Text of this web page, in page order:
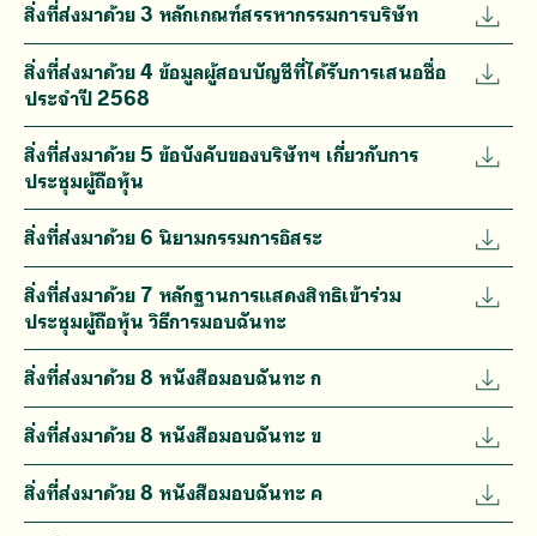
สิ่งที่ส่งมาด้วย 3 หลักเกณฑ์สรรหากรรมการบริษัท
สิ่งที่ส่งมาด้วย 4 ข้อมูลผู้สอบบัญชีที่ได้รับการเสนอชื่อ
ประจำปี 2568
สิ่งที่ส่งมาด้วย 5 ข้อบังคับของบริษัทฯ เกี่ยวกับการ
ประชุมผู้ถือหุ้น
สิ่งที่ส่งมาด้วย 6 นิยามกรรมการอิสระ
สิ่งที่ส่งมาด้วย 7 หลักฐานการแสดงสิทธิเข้าร่วม
ประชุมผู้ถือหุ้น วิธีการมอบฉันทะ
สิ่งที่ส่งมาด้วย 8 หนังสือมอบฉันทะ ก
สิ่งที่ส่งมาด้วย 8 หนังสือมอบฉันทะ ข
สิ่งที่ส่งมาด้วย 8 หนังสือมอบฉันทะ ค